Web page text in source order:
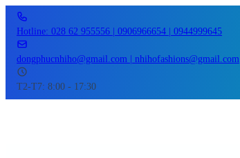
Hotline: 028 62 955556 | 0906966654 | 0944999645
dongphucnhiho@gmail.com | nhihofashions@gmail.com
T2-T7: 8:00 - 17:30